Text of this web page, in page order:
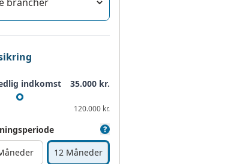
indkomst 35.000 kr.
120.000 kr.
12 Måneder